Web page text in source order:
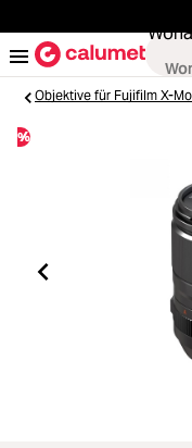
Objektive
Loading... Video &
Stative &
Objektive für Fujifilm X-
%